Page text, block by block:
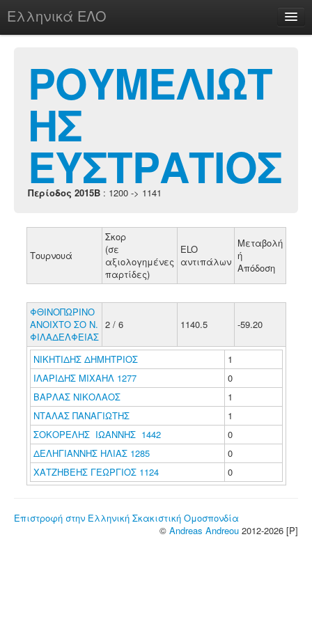
Ελληνικά ΕΛΟ
chesstu.be @ discord
Login
ΡΟΥΜΕΛΙΩΤ
ΗΣ
ΕΥΣΤΡΑΤΙΟΣ
Περίοδος 2015B : 1200 -> 1141
Τουρνουά
Σκορ
(σε
αξιολογημένες
παρτίδες)
ELO
αντιπάλων
Μεταβολή
ή
Απόδοση
ΦΘΙΝΟΠΩΡΙΝΟ
ΑΝΟΙΧΤΟ ΣΟ Ν.
ΦΙΛΑΔΕΛΦΕΙΑΣ
2 / 6 1140.5 -59.20
ΝΙΚΗΤΙΔΗΣ ΔΗΜΗΤΡΙΟΣ
1
ΙΛΑΡΙΔΗΣ ΜΙΧΑΗΛ 1277
0
ΒΑΡΛΑΣ ΝΙΚΟΛΑΟΣ
1
ΝΤΑΛΑΣ ΠΑΝΑΓΙΩΤΗΣ
1
ΣΟΚΟΡΕΛΗΣ ΙΩΑΝΝΗΣ 1442
0
ΔΕΛΗΓΙΑΝΝΗΣ ΗΛΙΑΣ 1285
0
ΧΑΤΖΗΒΕΗΣ ΓΕΩΡΓΙΟΣ 1124
0
Επιστροφή στην Ελληνική Σκακιστική Ομοσπονδία
© Andreas Andreou 2012-2026 [P]